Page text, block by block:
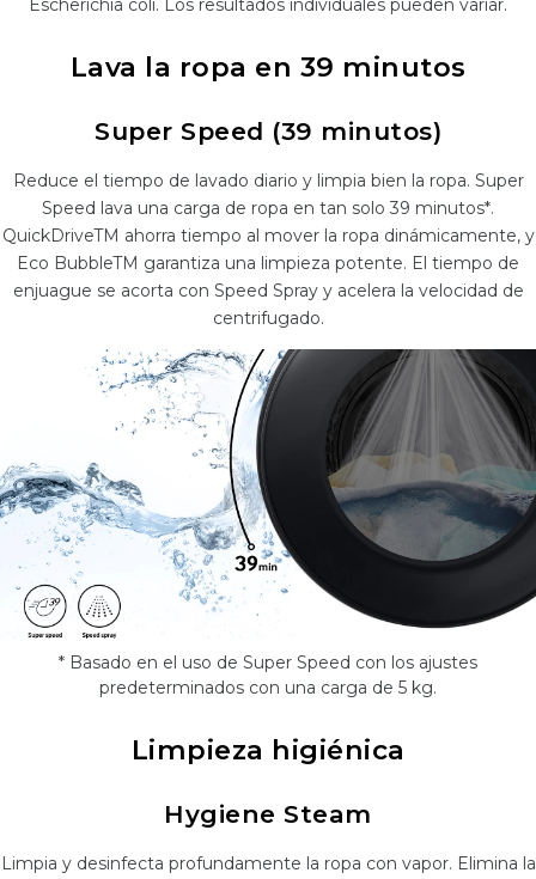
Escherichia coli. Los resultados individuales pueden variar.
Lava la ropa en 39 minutos
Super Speed (39 minutos)
Reduce el tiempo de lavado diario y limpia bien la ropa. Super
Speed lava una carga de ropa en tan solo 39 minutos*.
QuickDriveTM ahorra tiempo al mover la ropa dinámicamente, y
Eco BubbleTM garantiza una limpieza potente. El tiempo de
enjuague se acorta con Speed Spray y acelera la velocidad de
centrifugado.
* Basado en el uso de Super Speed con los ajustes
predeterminados con una carga de 5 kg.
Limpieza higiénica
Hygiene Steam
Limpia y desinfecta profundamente la ropa con vapor. Elimina la